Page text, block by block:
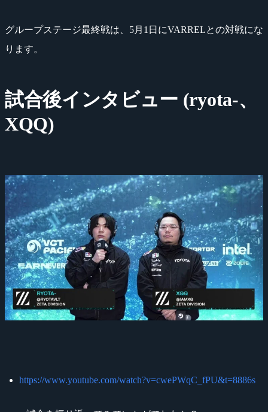
グループステージ最終戦は、5月1日にVARRELとの対戦にな
ります。
試合後インタビュー (ryota-、
XQQ)
https://www.youtube.com/watch?v=cwePWqC_fPU&t=8886s